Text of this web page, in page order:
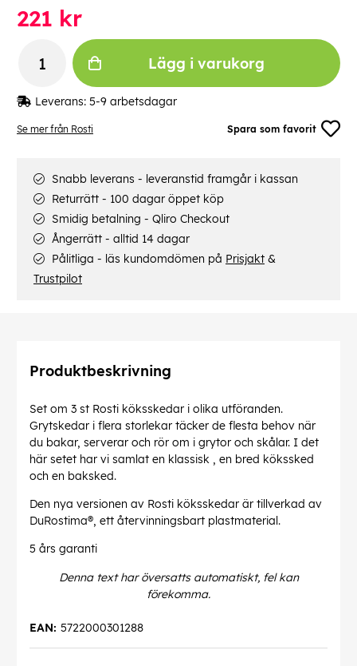
Se mer från Rosti Spara som favorit
221 kr
Lägg i varukorg
Leverans: 5-9 arbetsdagar
Snabb leverans - leveranstid framgår i kassan
Returrätt - 100 dagar öppet köp
Smidig betalning - Qliro Checkout
Ångerrätt - alltid 14 dagar
Pålitliga - läs kundomdömen på Prisjakt &
Trustpilot
Produktbeskrivning
Set om 3 st Rosti köksskedar i olika utföranden.
Grytskedar i flera storlekar täcker de flesta behov när
du bakar, serverar och rör om i grytor och skålar. I det
här setet har vi samlat en klassisk , en bred kökssked
och en baksked.
Den nya versionen av Rosti köksskedar är tillverkad av
DuRostima®, ett återvinningsbart plastmaterial.
5 års garanti
Denna text har översatts automatiskt, fel kan
förekomma.
5722000301288
EAN: